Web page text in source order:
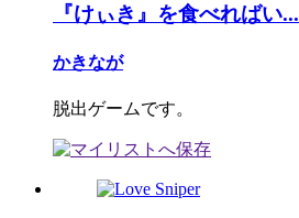
『けぃき』を食べればい...
かきなが
脱出ゲームです。